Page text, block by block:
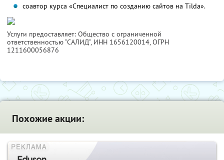
соавтор курса «Специалист по созданию сайтов на Tilda».
Услуги предоставляет: Общество с ограниченной
ответственностью “САЛИД”, ИНН 1656120014, ОГРН
1211600056876
Похожие акции: